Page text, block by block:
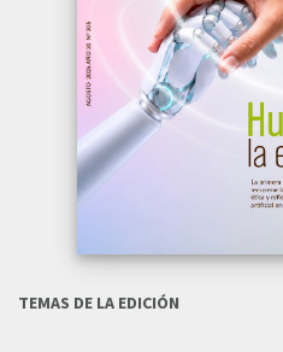
TEMAS DE LA EDICIÓN